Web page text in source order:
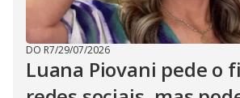
DO R7/29/07/2026
Luana Piovani pede o